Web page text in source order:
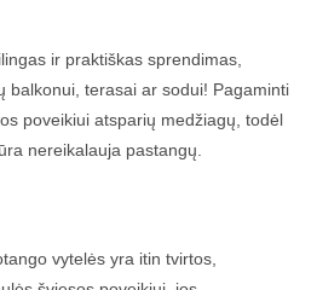
ir praktiškas sprendimas,
balkonui, terasai ar sodui! Pagaminti
poveikiui atsparių medžiagų, todėl
nereikalauja pastangų.
vytelės yra itin tvirtos,